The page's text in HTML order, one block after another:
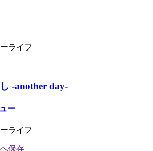
ライフ
-another day-
ー
ライフ